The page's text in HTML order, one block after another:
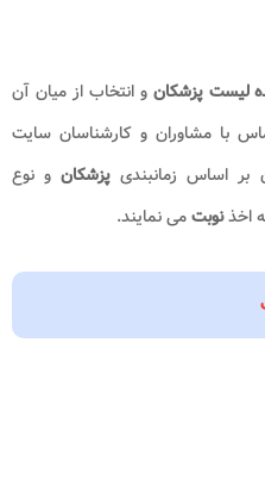
لیست پزشکان و انتخاب از میان آن
با مشاوران و کارشناسان سایت
بر اساس زمانبندی پزشکان و نوع
اخذنوبتمی نمایند.